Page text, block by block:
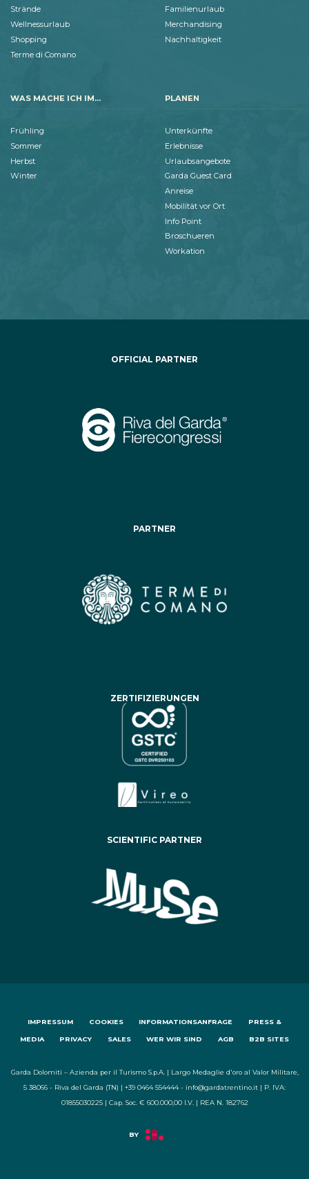
Strände
Wellnessurlaub
Shopping
Terme di Comano
Familienurlaub
Merchandising
Nachhaltigkeit
WAS MACHE ICH IM...
Frühling
Sommer
Herbst
Winter
PLANEN
Unterkünfte
Erlebnisse
Urlaubsangebote
Garda Guest Card
Anreise
Mobilität vor Ort
Info Point
Broschueren
Workation
OFFICIAL PARTNER
PARTNER
ZERTIFIZIERUNGEN
SCIENTIFIC PARTNER
IMPRESSUM COOKIES INFORMATIONSANFRAGE PRESS &
MEDIA PRIVACY SALES WER WIR SIND AGB B2B SITES
Garda Dolomiti – Azienda per il Turismo S.p.A. | Largo Medaglie d'oro al Valor Militare,
5 38066 - Riva del Garda (TN) | +39 0464 554444 - info@gardatrentino.it | P. IVA:
01855030225 | Cap. Soc. € 600.000,00 I.V. | REA N. 182762